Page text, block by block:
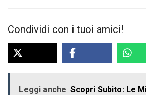
Condividi con i tuoi amici!
Leggi anche Scopri Subito: Le